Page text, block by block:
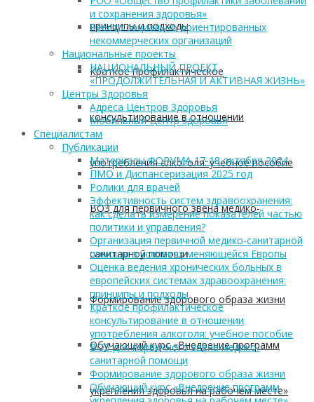
принципы и подходы
Краткое профилактическое
консультирование в отношении
употребления алкоголя: учебное пособие
ВОЗ для первичного звена медико-
санитарной помощи
Формирование здорового образа жизни
Обучающий курс «Внедрение программ
укрепления здоровья на рабочем месте»
и сохранения здоровья»
Реестр социально ориентированных
некоммерческих организаций
Национальные проекты
НАЦИОНАЛЬНЫЙ ПРОЕКТ
«ПРОДОЛЖИТЕЛЬНАЯ И АКТИВНАЯ ЖИЗНЬ»
Центры Здоровья
Адреса Центров Здоровья
Мобильный Центр здоровья
Cпециалистам
Публикации
Материалы ФОРУМА 17-18 октября 2024
ПМО и Диспансеризация 2025 год
Ролики для врачей
Эффективность систем здравоохранения:
как сделать измерение показателей частью
политики и управления?
Организация первичной медико-санитарной
помощи в условиях меняющейся Европы
Оценка ведения хронических больных в
европейских системах здравоохранения:
принципы и подходы
Краткое профилактическое
консультирование в отношении
употребления алкоголя: учебное пособие
ВОЗ для первичного звена медико-
санитарной помощи
Формирование здорового образа жизни
Обучающий курс «Внедрение программ